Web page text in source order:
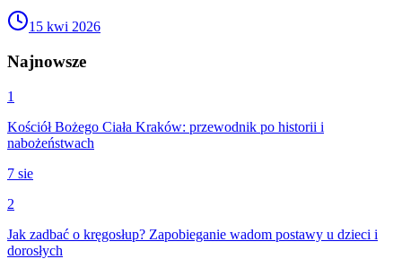
15 kwi 2026
Najnowsze
1
Kościół Bożego Ciała Kraków: przewodnik po historii i
nabożeństwach
7 sie
2
Jak zadbać o kręgosłup? Zapobieganie wadom postawy u dzieci i
dorosłych